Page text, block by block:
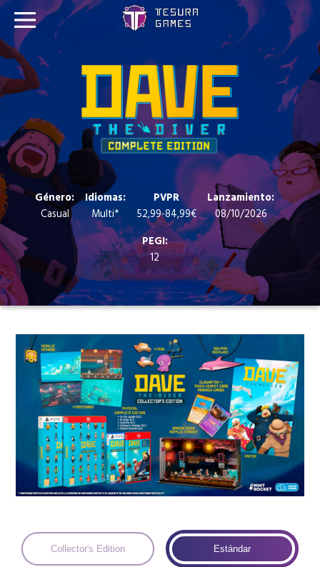
Género:
Casual
Idiomas:
Multi*
PVPR
52,99-84,99€
Lanzamiento:
08/10/2026
PEGI:
12
Collector's Edition Estándar
Juegos
Store
Blog
Sobre nosotros
Contacto
Nuestras redes:
Idiomas: